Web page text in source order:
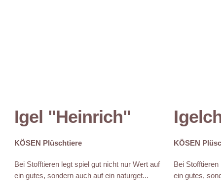
Igel "Heinrich"
KÖSEN Plüschtiere
Bei Stofftieren legt spiel gut nicht nur Wert auf
ein gutes, sondern auch auf ein naturget...
KÖSEN
Bei
ein gutes,